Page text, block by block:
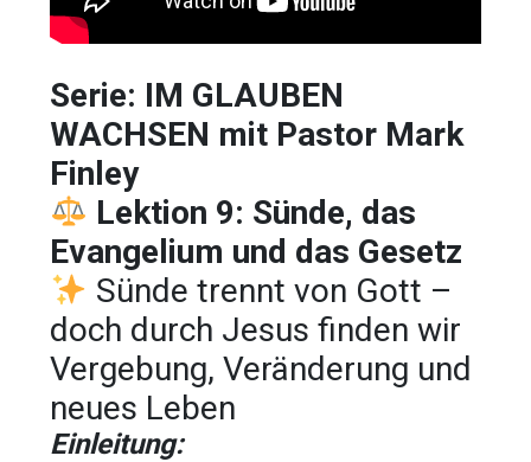
Serie: IM GLAUBEN
WACHSEN mit Pastor Mark
Finley
Lektion 9: Sünde, das
Evangelium und das Gesetz
Sünde trennt von Gott –
doch durch Jesus finden wir
Vergebung, Veränderung und
neues Leben
Einleitung: